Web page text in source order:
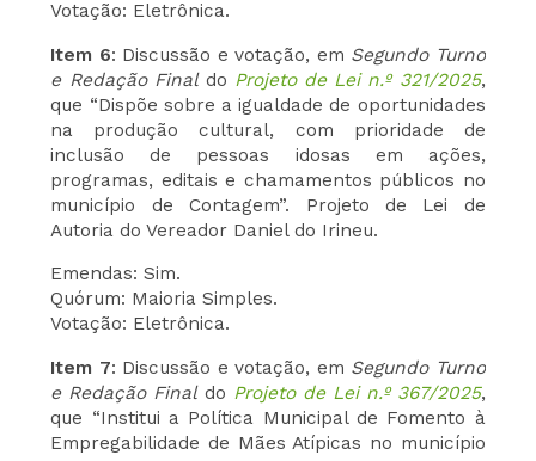
Votação: Eletrônica.
Item 6: Discussão e votação, em Segundo Turno
e Redação Finaldo Projeto de Lei n.º 321/2025,
que “Dispõe sobre a igualdade de oportunidades
na produção cultural, com prioridade de
inclusão de pessoas idosas em ações,
programas, editais e chamamentos públicos no
município de Contagem”. Projeto de Lei de
Autoria do Vereador Daniel do Irineu.
Emendas: Sim.
Quórum: Maioria Simples.
Votação: Eletrônica.
Item 7: Discussão e votação, em Segundo Turno
e Redação Finaldo Projeto de Lei n.º 367/2025,
que “Institui a Política Municipal de Fomento à
Empregabilidade de Mães Atípicas no município